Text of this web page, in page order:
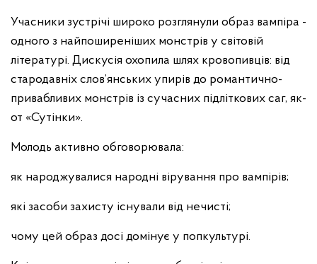
Учасники зустрічі широко розглянули образ вампіра -
одного з найпоширеніших монстрів у світовій
літературі. Дискусія охопила шлях кровопивців: від
стародавніх слов’янських упирів до романтично-
привабливих монстрів із сучасних підліткових саг, як-
от «Сутінки».
Молодь активно обговорювала:
як народжувалися народні вірування про вампірів;
які засоби захисту існували від нечисті;
чому цей образ досі домінує у попкультурі.